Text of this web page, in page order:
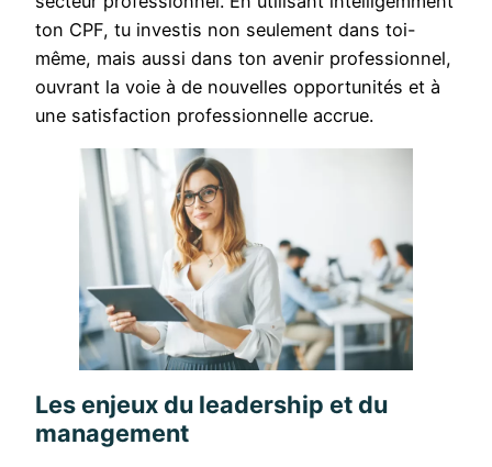
ton CPF, tu investis non seulement dans toi-
même, mais aussi dans ton avenir professionnel,
ouvrant la voie à de nouvelles opportunités et à
une satisfaction professionnelle accrue.
Les enjeux du leadership et du
management